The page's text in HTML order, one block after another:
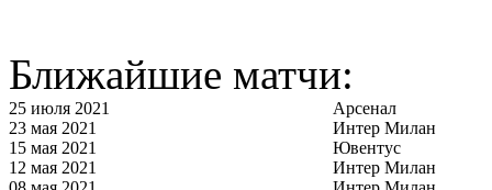
Ближайшие матчи:
25 июля 2021
Арсенал
23 мая 2021
Интер Милан
15 мая 2021
Ювентус
12 мая 2021
Интер Милан